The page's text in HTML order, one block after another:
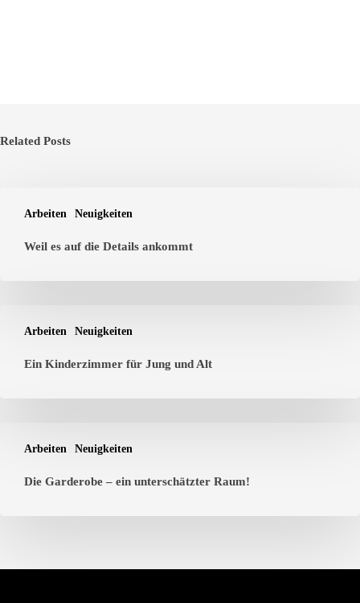
Related Posts
Arbeiten Neuigkeiten
Weil es auf die Details ankommt
Arbeiten Neuigkeiten
Ein Kinderzimmer für Jung und Alt
Arbeiten Neuigkeiten
Die Garderobe – ein unterschätzter Raum!